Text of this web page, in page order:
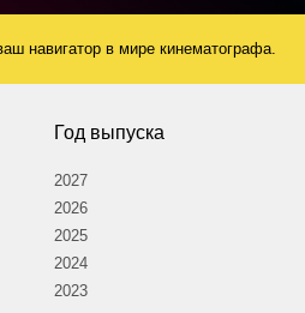
навигатор в мире кинематографа.
Год выпуска
2027
2026
2025
2024
2023